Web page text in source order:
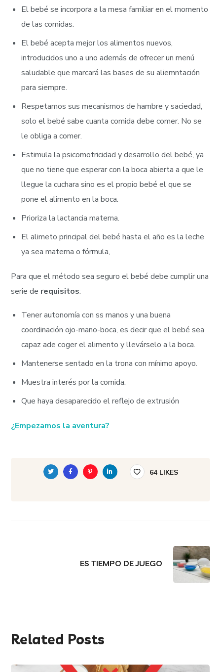
El bebé se incorpora a la mesa familiar en el momento
de las comidas.
El bebé acepta mejor los alimentos nuevos,
introducidos uno a uno además de ofrecer un menú
saludable que marcará las bases de su aliemntación
para siempre.
Respetamos sus mecanismos de hambre y saciedad,
solo el bebé sabe cuanta comida debe comer. No se
le obliga a comer.
Estimula la psicomotricidad y desarrollo del bebé, ya
que no tiene que esperar con la boca abierta a que le
llegue la cuchara sino es el propio bebé el que se
pone el alimento en la boca.
Prioriza la lactancia materna.
El alimeto principal del bebé hasta el año es la leche
ya sea materna o fórmula,
Para que el método sea seguro el bebé debe cumplir una
serie de requisitos:
Tener autonomía con ss manos y una buena
coordinación ojo-mano-boca, es decir que el bebé sea
capaz ade coger el alimento y llevárselo a la boca.
Mantenerse sentado en la trona con mínimo apoyo.
Muestra interés por la comida.
Que haya desaparecido el reflejo de extrusión
¿Empezamos la aventura?
64LIKES
ES TIEMPO DE JUEGO
Related Posts